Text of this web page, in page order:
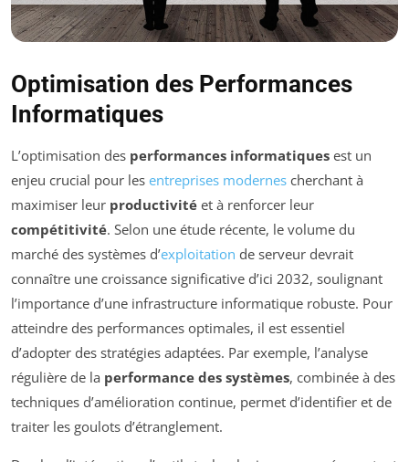
Optimisation des Performances
Informatiques
L’optimisation des performances informatiques est un
enjeu crucial pour les entreprises modernes cherchant à
maximiser leur productivité et à renforcer leur
compétitivité. Selon une étude récente, le volume du
marché des systèmes d’exploitation de serveur devrait
connaître une croissance significative d’ici 2032, soulignant
l’importance d’une infrastructure informatique robuste. Pour
atteindre des performances optimales, il est essentiel
d’adopter des stratégies adaptées. Par exemple, l’analyse
régulière de la performance des systèmes, combinée à des
techniques d’amélioration continue, permet d’identifier et de
traiter les goulots d’étranglement.